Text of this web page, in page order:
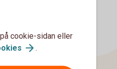
cookie-sidan eller
.